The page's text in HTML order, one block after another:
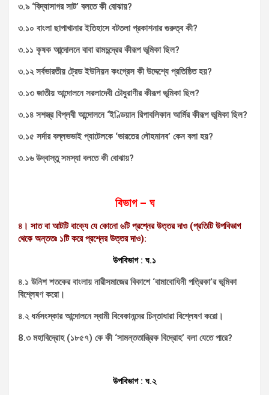
৩.৯ ‘বিদ্যাসাগর সাট’ বলতে কী বোঝায়?
৩.১০ বাংলা ছাপাখানার ইতিহাসে বটতলা প্রকাশনার গুরুত্ব কী?
৩.১১ কৃষক আন্দোলনে বাবা রামচন্দ্রের কীরূপ ভূমিকা ছিল?
৩.১২ সর্বভারতীয় ট্রেড ইউনিয়ন কংগ্রেস কী উদ্দেশ্যে প্রতিষ্ঠিত হয়?
৩.১৩ জাতীয় আন্দোলনে সরলাদেবী চৌধুরাণীর কীরূপ ভূমিকা ছিল?
৩.১৪ সশস্ত্র বিপ্লবী আন্দোলনে ‘ইণ্ডিয়ান রিপাবলিকান আর্মির কীরূপ ভূমিকা ছিল?
৩.১৫ সর্দার বল্লভভাই প্যাটেলকে ‘ভারতের লৌহমানব’ কেন বলা হয়?
৩.১৬ উদ্বাস্তু সমস্যা বলতে কী বোঝায়?
বিভাগ – ঘ
৪। সাত বা আটটি বাক্যে যে কোনো ৬টি প্রশ্নের উত্তর দাও (প্রতিটি উপবিভাগ
থেকে অন্ততঃ ১টি করে প্রশ্নের উত্তর দাও):
উপবিভাগ : ঘ.১
৪.১ উনিশ শতকের বাংলায় নারীসমাজের বিকাশে ‘বামাবোধিনী পত্রিকা’র ভূমিকা
বিশ্লেষণ করো।
৪.২ ধর্মসংস্কার আন্দোলনে স্বামী বিবেকানন্দের চিন্তাধারা বিশ্লেষণ করো।
8.৩ মহাবিদ্রোহ (১৮৫৭) কে কী ‘সামন্ততান্ত্রিক বিদ্রোহ’ বলা যেতে পারে?
উপবিভাগ : ঘ.২